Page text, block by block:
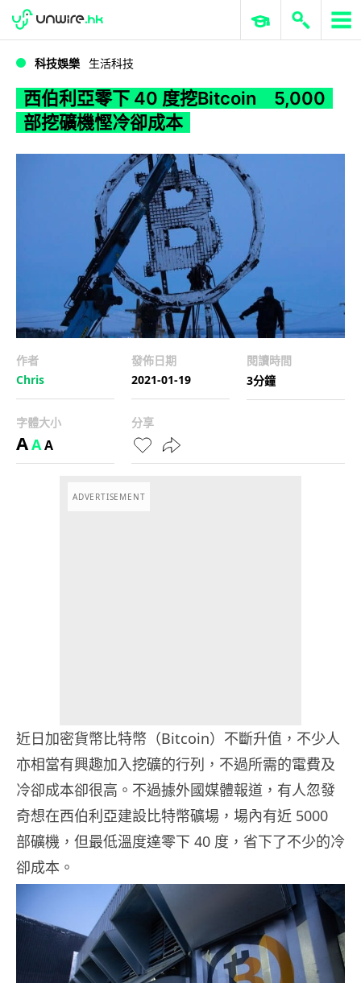
WWDC 2026 ERP 與商業 AI
科技娛樂 生活科技
西伯利亞零下 40 度挖Bitcoin 5,000
部挖礦機慳冷卻成本
作者
Chris
發佈日期
2021-01-19
閱讀時間
3分鐘
字體大小
AAA
分享
ADVERTISEMENT
近日加密貨幣比特幣（Bitcoin）不斷升值，不少人
亦相當有興趣加入挖礦的行列，不過所需的電費及
冷卻成本卻很高。不過據外國媒體報道，有人忽發
奇想在西伯利亞建設比特幣礦場，場內有近 5000
部礦機，但最低溫度達零下 40 度，省下了不少的冷
卻成本。